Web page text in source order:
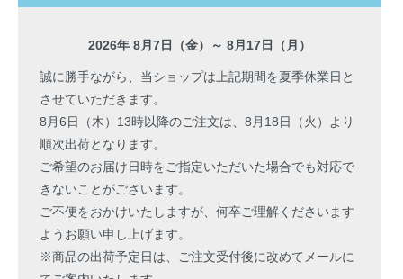
2026年 8月7日（金）～ 8月17日（月）
誠に勝手ながら、当ショップは上記期間を夏季休業日と
させていただきます。
8月6日（木）13時以降のご注文は、8月18日（火）より
順次出荷となります。
ご希望のお届け日時をご指定いただいた場合でも対応で
きないことがございます。
ご不便をおかけいたしますが、何卒ご理解くださいます
ようお願い申し上げます。
※商品の出荷予定日は、ご注文受付後に改めてメールに